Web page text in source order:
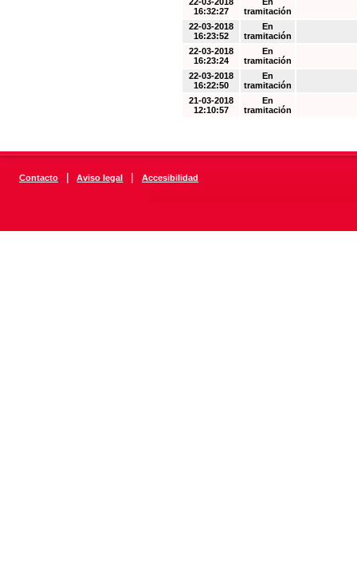
16:32:27
tramitación
22-03-2018
16:23:52
En
tramitación
22-03-2018
16:23:24
En
tramitación
22-03-2018
16:22:50
En
tramitación
21-03-2018
12:10:57
En
tramitación
Contacto | Aviso legal | Accesibilidad